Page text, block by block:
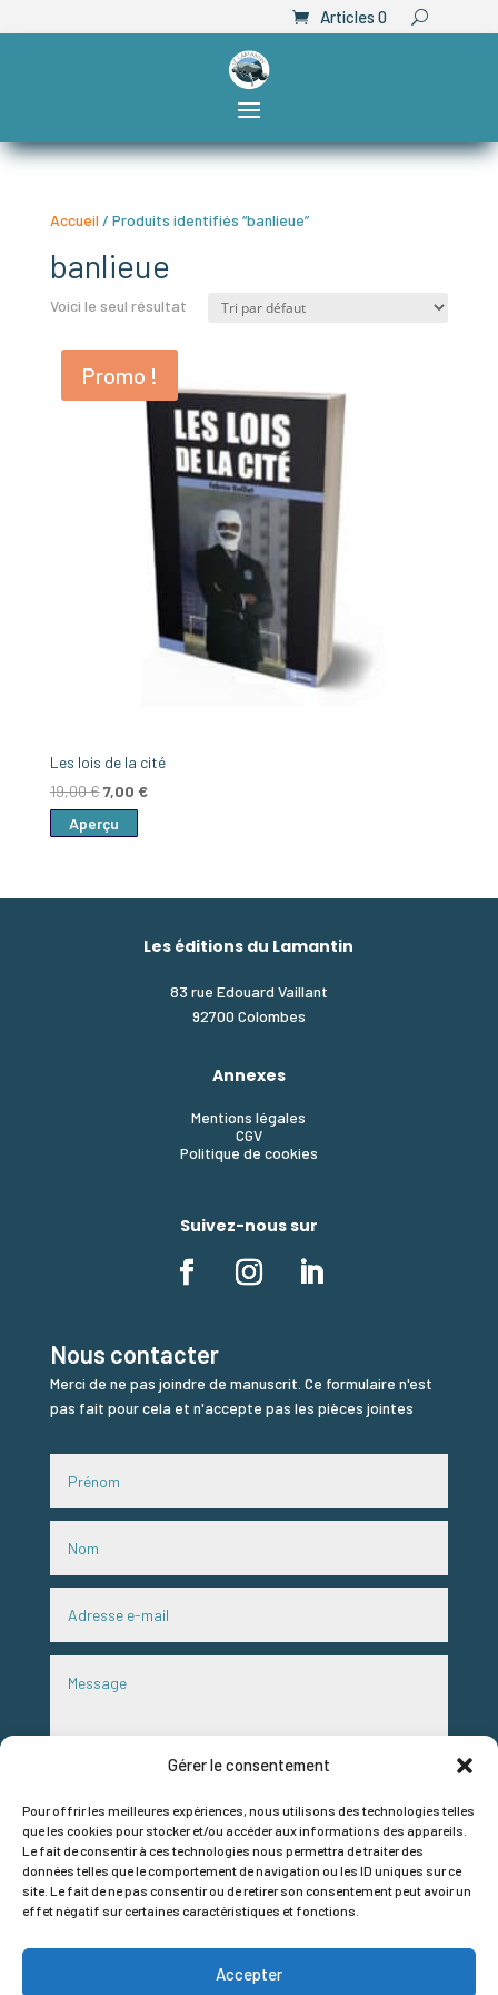
Gérer le consentement
Pour offrir les meilleures expériences, nous utilisons des technologies telles
que les cookies pour stocker et/ou accéder aux informations des appareils.
Le fait de consentir à ces technologies nous permettra de traiter des
données telles que le comportement de navigation ou les ID uniques sur ce
site. Le fait de ne pas consentir ou de retirer son consentement peut avoir un
effet négatif sur certaines caractéristiques et fonctions.
Accepter
Articles 0
Accueil / Produits identifiés “banlieue”
banlieue
Voici le seul résultat
Promo !
Les lois de la cité
19,00€Le
prix
initial
7,00 €Le
Aperçu
Les éditions du Lamantin
83 rue Edouard Vaillant
92700 Colombes
Annexes
Mentions légales
CGV
Politique de cookies
Suivez-nous sur
Nous contacter
Merci de ne pas joindre de manuscrit. Ce formulaire n'est
pas fait pour cela et n'accepte pas les pièces jointes
RGPD
J'accepte que mes données de ce formulaire soient
utilisées pour répondre à mon message. Par simple
12 + 9=